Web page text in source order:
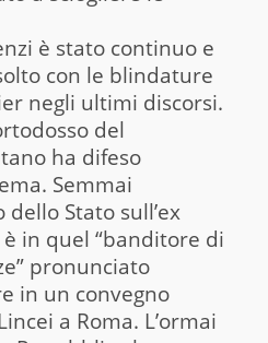
è stato continuo e
con le blindature
negli ultimi discorsi.
del
ha difeso
Semmai
dello Stato sull’ex
in quel “banditore di
pronunciato
in un convegno
a Roma. L’ormai